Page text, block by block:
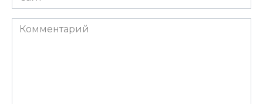
Комментарий